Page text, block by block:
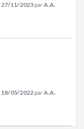
27/11/2023 parA.A.
18/05/2022 parA.A.